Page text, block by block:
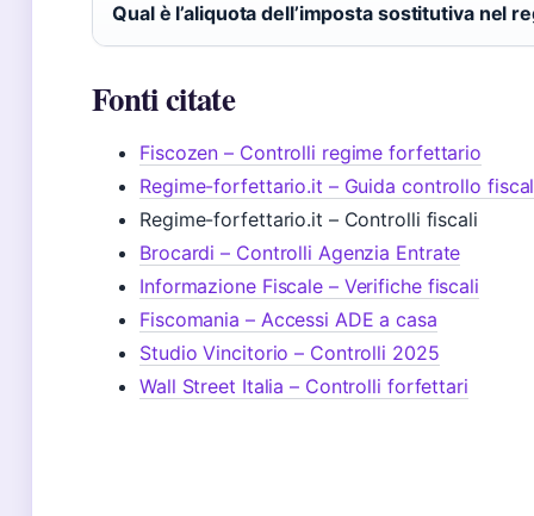
Qual è l’aliquota dell’imposta sostitutiva nel
Fonti citate
Fiscozen – Controlli regime forfettario
Regime-forfettario.it – Guida controllo
Regime-forfettario.it – Controlli fiscali
Brocardi – Controlli Agenzia Entrate
Informazione Fiscale – Verifiche fiscali
Fiscomania – Accessi ADE a casa
Studio Vincitorio – Controlli 2025
Wall Street Italia – Controlli forfettari